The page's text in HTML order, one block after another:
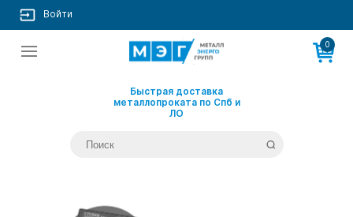
Войти
Быстрая доставка
металлопроката по Спб и
ЛО
0